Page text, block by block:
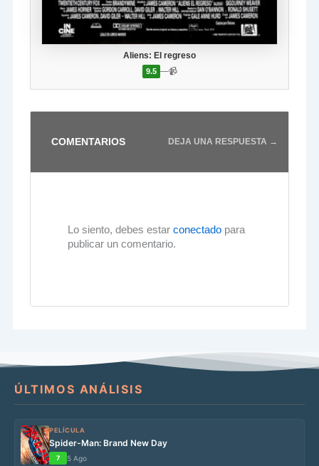
Aliens: El regreso
9.5 —📹
COMENTARIOS DEJA UNA RESPUESTA →
Lo siento, debes estar conectadopara
publicar un comentario.
ÚLTIMOS ANÁLISIS
PELÍCULA
Spider-Man: Brand New Day
7 5 Ago